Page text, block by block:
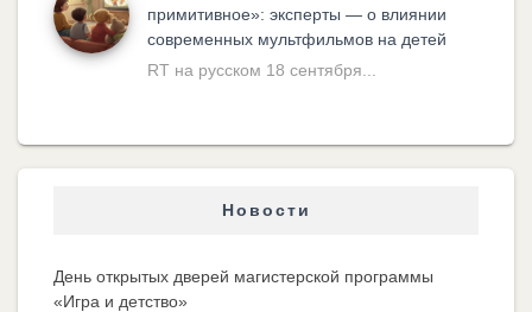
примитивное»: эксперты — о влиянии
современных мультфильмов на детей
RT на русском 18 сентября...
Новости
День открытых дверей магистерской программы
«Игра и детство»